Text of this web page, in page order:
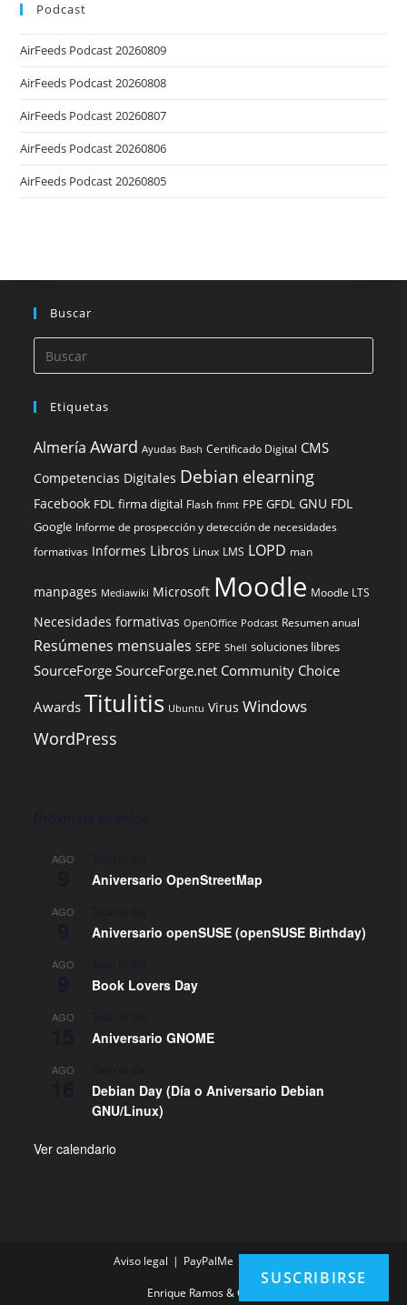
Podcast
AirFeeds Podcast 20260809
AirFeeds Podcast 20260808
AirFeeds Podcast 20260807
AirFeeds Podcast 20260806
AirFeeds Podcast 20260805
Buscar
Etiquetas
Almería Award Ayudas Bash Certificado Digital CMS
Competencias Digitales Debian elearning
Facebook FDL firma digital Flash fnmt FPE GFDL GNU FDL
Google Informe de prospección y detección de necesidades
formativas Informes Libros Linux LMS LOPD man
manpages Mediawiki Microsoft Moodle Moodle LTS
Necesidades formativas OpenOffice Podcast Resumen anual
Resúmenes mensuales SEPE Shell soluciones libres
SourceForge SourceForge.net Community Choice
Awards Titulitis Ubuntu Virus Windows
WordPress
AGO
Aniversario OpenStreetMap
AGO
Aniversario openSUSE (openSUSE Birthday)
AGO
Book Lovers Day
AGO
Aniversario GNOME
AGO
Debian Day (Día o Aniversario Debian
GNU/Linux)
Ver calendario
Aviso legal PayPalMe
Enrique Ramos & Com
SUSCRIBIRSE